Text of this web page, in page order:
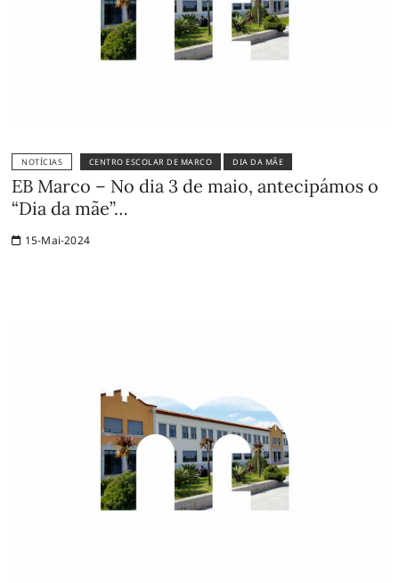
NOTÍCIAS CENTRO ESCOLAR DE MARCO DIA DA MÃE
EB Marco – No dia 3 de maio, antecipámos o
“Dia da mãe”…
15-Mai-2024